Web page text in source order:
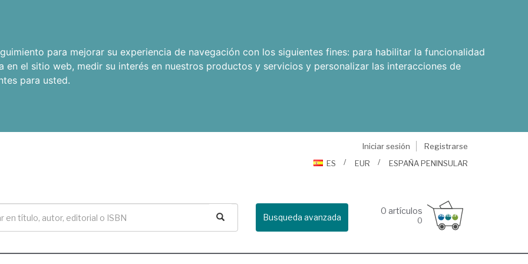
para mejorar su experiencia de navegación con los siguientes fines: para habilitar la funcionalidad
en el sitio web, medir su interés en nuestros productos y servicios y personalizar las interacciones de
para usted.
Iniciar sesión
Registrarse
ES
EUR ESPAÑA PENINSULAR
Busqueda avanzada
0 artículos
0